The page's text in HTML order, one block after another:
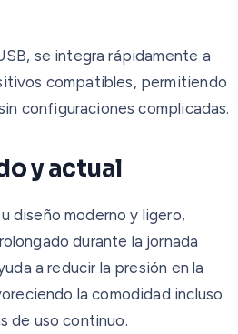
se integra rápidamente a
compatibles, permitiendo
configuraciones complicadas.
y actual
diseño moderno y ligero,
durante la jornada
a reducir la presión en la
la comodidad incluso
de uso continuo.